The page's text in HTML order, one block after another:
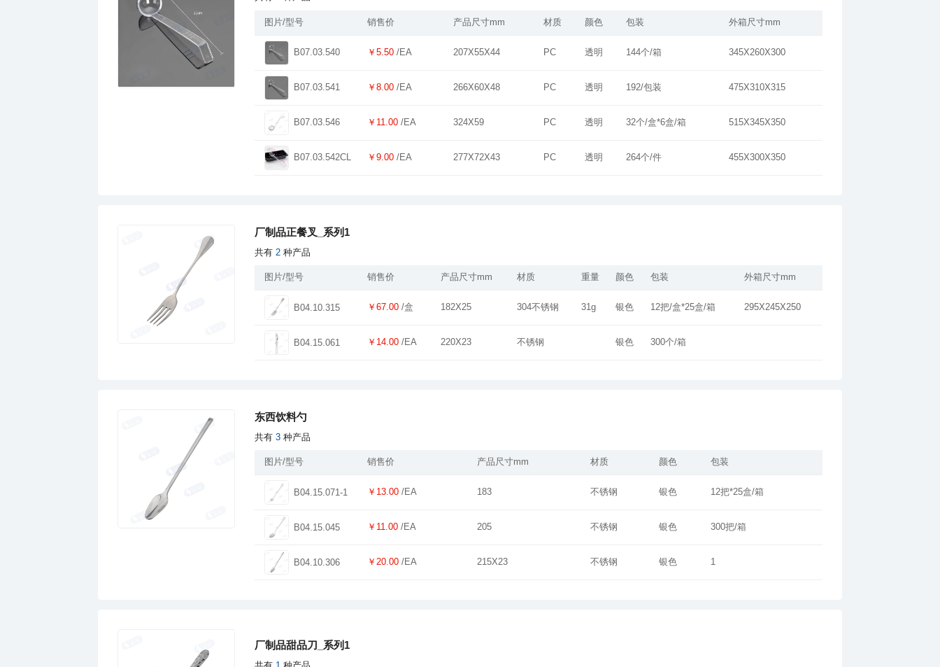
图片/型号 销售价 产品尺寸mm 材质 颜色 包装 外箱尺寸mm
B07.03.540 ￥5.50 /EA 207X55X44 PC 透明 144个/箱 345X260X300
B07.03.541 ￥8.00 /EA 266X60X48 PC 透明 192/包装 475X310X315
B07.03.546 ￥11.00 /EA 324X59 PC 透明 32个/盒*6盒/箱 515X345X350
B07.03.542CL ￥9.00 /EA 277X72X43 PC 透明 264个/件 455X300X350
厂制品正餐叉_系列1
共有 2 种产品
图片/型号 销售价 产品尺寸mm 材质 重量 颜色 包装 外箱尺寸mm
B04.10.315 ￥67.00 /盒 182X25 304不锈钢 31g 银色 12把/盒*25盒/箱 295X245X250
B04.15.061 ￥14.00 /EA 220X23 不锈钢 银色 300个/箱
东西饮料勺
共有 3 种产品
图片/型号 销售价 产品尺寸mm 材质 颜色 包装
B04.15.071-1 ￥13.00 /EA 183 不锈钢 银色 12把*25盒/箱
B04.15.045 ￥11.00 /EA 205 不锈钢 银色 300把/箱
B04.10.306 ￥20.00 /EA 215X23 不锈钢 银色 1
厂制品甜品刀_系列1